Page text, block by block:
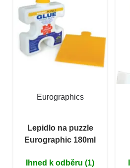
Eurographics
Lepidlo na puzzle
Eurographic 180ml
Ihned k odběru (1)